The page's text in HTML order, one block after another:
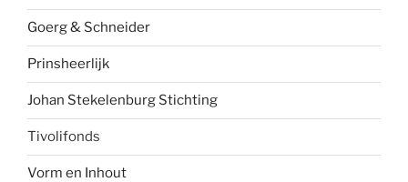
Goerg & Schneider
Prinsheerlijk
Johan Stekelenburg Stichting
Tivolifonds
Vorm en Inhout